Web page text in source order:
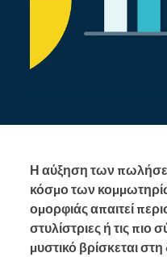
Η αύξηση των
κόσμο των
ομορφιάς απαιτεί
στυλίστριες ή τις πιο
μυστικό βρίσκεται